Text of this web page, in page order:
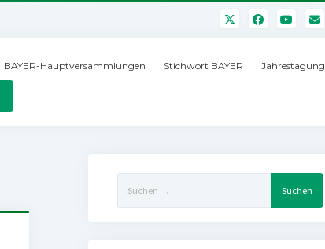
BAYER-Hauptversammlungen Stichwort BAYER Jahrestagung
nach: